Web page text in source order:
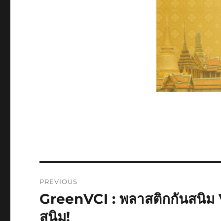
navigation
PREVIOUS
Previous
post:
GreenVCI : พลาสติกกันสนิม
สนิม!